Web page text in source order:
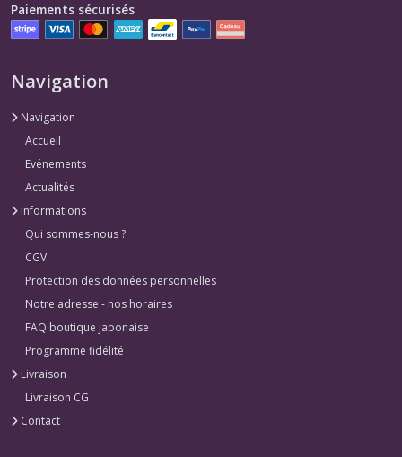
Paiements sécurisés
Navigation
Navigation
Accueil
Evénements
Actualités
Informations
Qui sommes-nous ?
CGV
Protection des données personnelles
Notre adresse - nos horaires
FAQ boutique japonaise
Programme fidélité
Livraison
Livraison CG
Contact